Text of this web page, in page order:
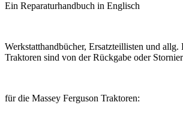
Ein Reparaturhandbuch in Englisch
Werkstatthandbücher, Ersatzteillisten und
Traktoren sind von der Rückgabe oder
für die Massey Ferguson Traktoren: